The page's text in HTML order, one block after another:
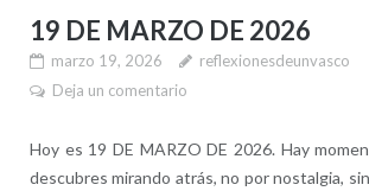
19 DE MARZO DE 2026
marzo 19, 2026
reflexionesdeunvasco
Deja un comentario
Hoy es 19 DE MARZO DE 2026. Hay
descubres mirando atrás, no por nostalgia,